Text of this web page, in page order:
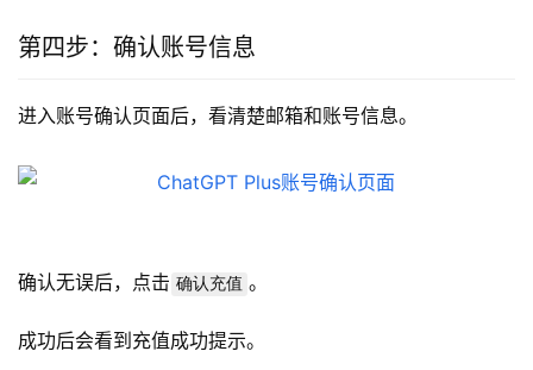
第四步：确认账号信息
进入账号确认页面后，看清楚邮箱和账号信息。
确认无误后，点击 确认充值 。
成功后会看到充值成功提示。